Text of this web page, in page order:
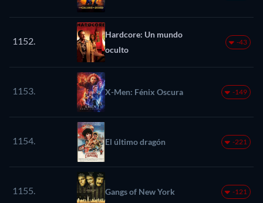
1152.
Hardcore: Un mundo
oculto
-43
1153. X-Men: Fénix Oscura -149
1154. El último dragón -221
1155. Gangs of New York -121